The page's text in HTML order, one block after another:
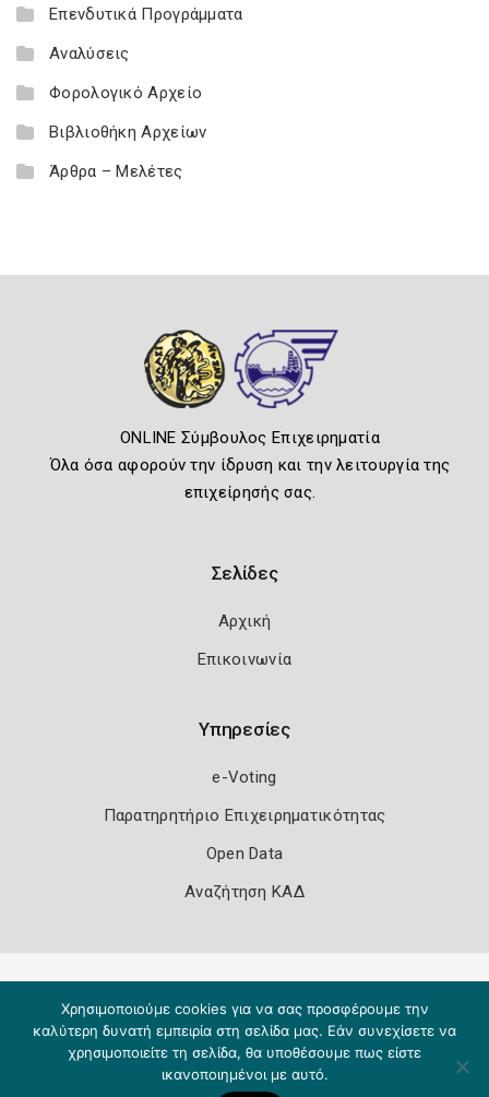
Επενδυτικά Προγράμματα
Αναλύσεις
Φορολογικό Αρχείο
Βιβλιοθήκη Αρχείων
Άρθρα – Μελέτες
ONLINE Σύμβουλος Επιχειρηματία
Όλα όσα αφορούν την ίδρυση και την λειτουργία της
επιχείρησής σας.
Σελίδες
Αρχική
Επικοινωνία
Υπηρεσίες
e-Voting
Παρατηρητήριο Επιχειρηματικότητας
Open Data
Αναζήτηση ΚΑΔ
Χρησιμοποιούμε cookies για να σας προσφέρουμε την
καλύτερη δυνατή εμπειρία στη σελίδα μας. Εάν συνεχίσετε να
χρησιμοποιείτε τη σελίδα, θα υποθέσουμε πως είστε
ικανοποιημένοι με αυτό.
Copyright 2026 Knowledge A.E.